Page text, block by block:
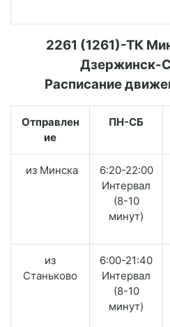
2261 (1261)-ТК
Дзержинск-
Расписание
Отправлен
ие
ПН-СБ
из Минска
6:20-22:00
Интервал
(8-10
минут)
из
Станьково
6:00-21:40
Интервал
(8-10
минут)